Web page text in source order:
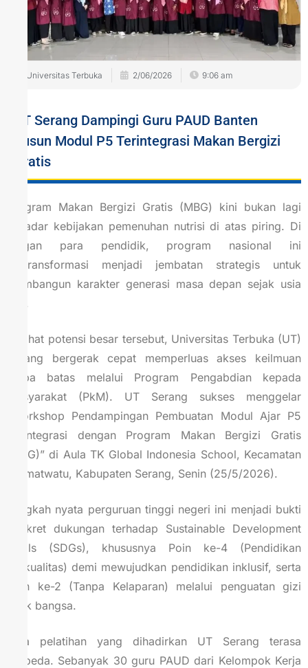
Universitas Terbuka 2/06/2026 9:06 am
UT Serang Dampingi Guru PAUD Banten
Susun Modul P5 Terintegrasi Makan Bergizi
Gratis
Program Makan Bergizi Gratis (MBG) kini bukan lagi
sekadar kebijakan pemenuhan nutrisi di atas piring. Di
tangan para pendidik, program nasional ini
bertransformasi menjadi jembatan strategis untuk
membangun karakter generasi masa depan sejak usia
Melihat potensi besar tersebut, Universitas Terbuka (UT)
Serang bergerak cepat memperluas akses keilmuan
tanpa batas melalui Program Pengabdian kepada
Masyarakat (PkM). UT Serang sukses menggelar
“Workshop Pendampingan Pembuatan Modul Ajar P5
Terintegrasi dengan Program Makan Bergizi Gratis
(MBG)” di Aula TK Global Indonesia School, Kecamatan
Kramatwatu, Kabupaten Serang, Senin (25/5/2026).
Langkah nyata perguruan tinggi negeri ini menjadi bukti
konkret dukungan terhadap Sustainable Development
Goals (SDGs), khususnya Poin ke-4 (Pendidikan
Berkualitas) demi mewujudkan pendidikan inklusif, serta
Poin ke-2 (Tanpa Kelaparan) melalui penguatan gizi
anak bangsa.
Pola pelatihan yang dihadirkan UT Serang terasa
berbeda. Sebanyak 30 guru PAUD dari Kelompok Kerja